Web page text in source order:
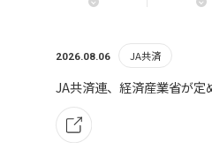
2026.08.06 JA共済
JA共済連、経済産業省が定